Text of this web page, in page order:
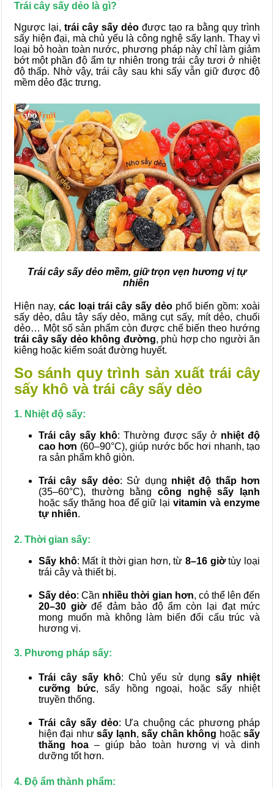
Trái cây sấy dẻo là gì?
Ngược lại, trái cây sấy dẻo được tạo ra bằng quy trình
sấy hiện đại, mà chủ yếu là công nghệ sấy lạnh. Thay vì
loại bỏ hoàn toàn nước, phương pháp này chỉ làm giảm
bớt một phần độ ẩm tự nhiên trong trái cây tươi ở nhiệt
độ thấp. Nhờ vậy, trái cây sau khi sấy vẫn giữ được độ
mềm dẻo đặc trưng.
Trái cây sấy dẻo mềm, giữ trọn vẹn hương vị tự
nhiên
Hiện nay, các loại trái cây sấy dẻo phổ biến gồm: xoài
sấy dẻo, dâu tây sấy dẻo, măng cụt sấy, mít dẻo, chuối
dẻo… Một số sản phẩm còn được chế biến theo hướng
trái cây sấy dẻo không đường, phù hợp cho người ăn
kiêng hoặc kiểm soát đường huyết.
So sánh quy trình sản xuất trái cây
sấy khô và trái cây sấy dẻo
1. Nhiệt độ sấy:
Trái cây sấy khô: Thường được sấy ở nhiệt độ
cao hơn (60–90°C), giúp nước bốc hơi nhanh, tạo
ra sản phẩm khô giòn.
Trái cây sấy dẻo: Sử dụng nhiệt độ thấp hơn
(35–60°C), thường bằng công nghệ sấy lạnh
hoặc sấy thăng hoa để giữ lạivitamin và enzyme
tự nhiên.
2. Thời gian sấy:
Sấy khô: Mất ít thời gian hơn, từ8–16 giờtùy loại
trái cây và thiết bị.
Sấy dẻo: Cần nhiều thời gian hơn, có thể lên đến
20–30 giờđể đảm bảo độ ẩm còn lại đạt mức
mong muốn mà không làm biến đổi cấu trúc và
hương vị.
3. Phương pháp sấy:
Trái cây sấy khô: Chủ yếu sử dụngsấy nhiệt
cưỡng bức, sấy hồng ngoại, hoặc sấy nhiệt
truyền thống.
Trái cây sấy dẻo: Ưa chuộng các phương pháp
hiện đại nhưsấy lạnh,sấy chân không hoặcsấy
thăng hoa – giúp bảo toàn hương vị và dinh
dưỡng tốt hơn.
4. Độ ẩm thành phẩm: